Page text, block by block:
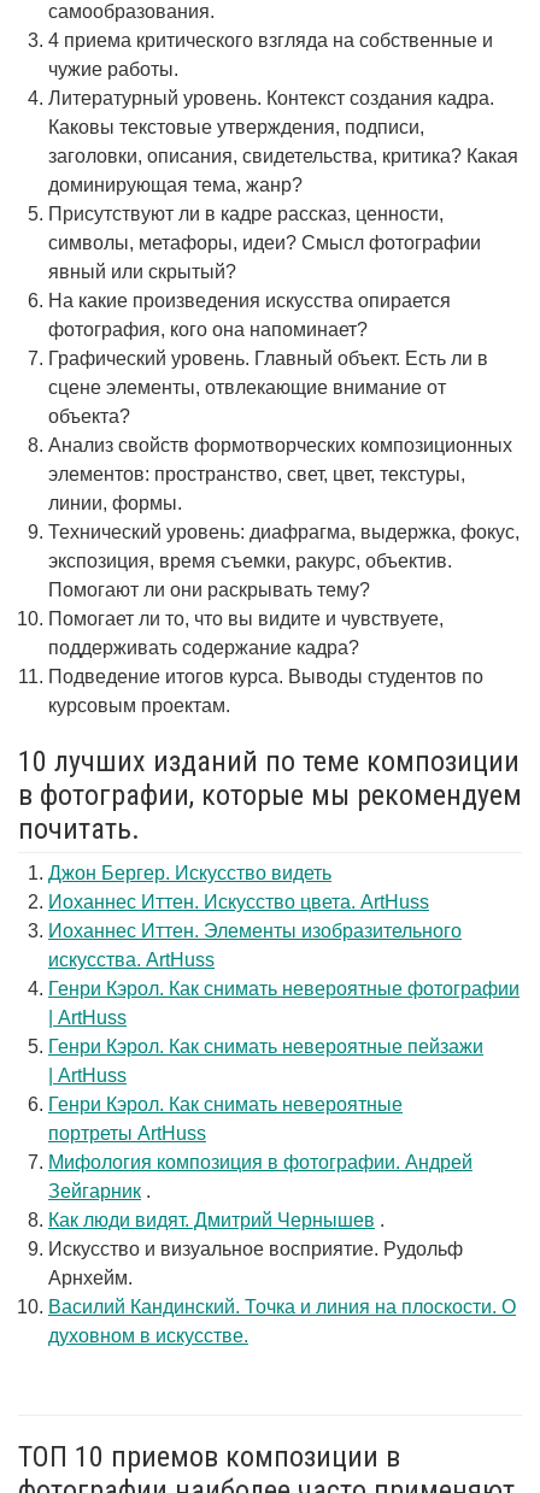
самообразования.
4 приема критического взгляда на собственные и
чужие работы.
Литературный уровень. Контекст создания кадра.
Каковы текстовые утверждения, подписи,
заголовки, описания, свидетельства, критика? Какая
доминирующая тема, жанр?
Присутствуют ли в кадре рассказ, ценности,
символы, метафоры, идеи? Смысл фотографии
явный или скрытый?
На какие произведения искусства опирается
фотография, кого она напоминает?
Графический уровень. Главный объект. Есть ли в
сцене элементы, отвлекающие внимание от
объекта?
Анализ свойств формотворческих композиционных
элементов: пространство, свет, цвет, текстуры,
линии, формы.
Технический уровень: диафрагма, выдержка, фокус,
экспозиция, время съемки, ракурс, объектив.
Помогают ли они раскрывать тему?
Помогает ли то, что вы видите и чувствуете,
поддерживать содержание кадра?
Подведение итогов курса. Выводы студентов по
курсовым проектам.
10 лучших изданий по теме композиции
в фотографии, которые мы рекомендуем
почитать.
Джон Бергер. Искусство видеть
Иоханнес Иттен. Искусство цвета. ArtHuss
Иоханнес Иттен. Элементы изобразительного
искусства. ArtHuss
Генри Кэрол. Как снимать невероятные фотографии
| ArtHuss
Генри Кэрол. Как снимать невероятные пейзажи
| ArtHuss
Генри Кэрол. Как снимать невероятные
портреты ArtHuss
Мифология композиция в фотографии. Андрей
Зейгарник .
Как люди видят. Дмитрий Чернышев .
Искусство и визуальное восприятие. Рудольф
Арнхейм.
Василий Кандинский. Точка и линия на плоскости. О
духовном в искусстве.
ТОП 10 приемов композиции в